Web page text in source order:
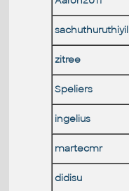
sachuthuruthiyil
zitree
Speliers
ingelius
martecmr
didisu